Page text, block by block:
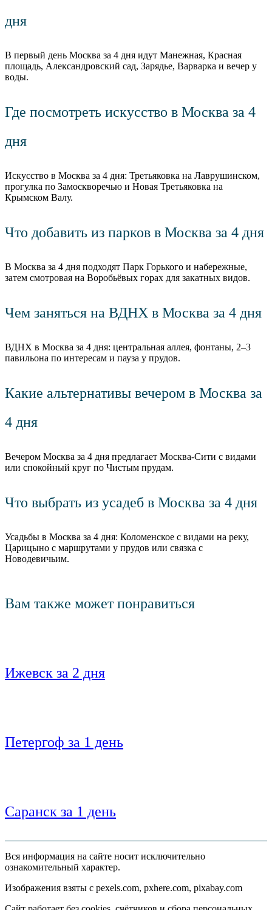
дня
В первый день Москва за 4 дня идут Манежная, Красная
площадь, Александровский сад, Зарядье, Варварка и вечер у
воды.
Где посмотреть искусство в Москва за 4
дня
Искусство в Москва за 4 дня: Третьяковка на Лаврушинском,
прогулка по Замоскворечью и Новая Третьяковка на
Крымском Валу.
Что добавить из парков в Москва за 4 дня
В Москва за 4 дня подходят Парк Горького и набережные,
затем смотровая на Воробьёвых горах для закатных видов.
Чем заняться на ВДНХ в Москва за 4 дня
ВДНХ в Москва за 4 дня: центральная аллея, фонтаны, 2–3
павильона по интересам и пауза у прудов.
Какие альтернативы вечером в Москва за
4 дня
Вечером Москва за 4 дня предлагает Москва-Сити с видами
или спокойный круг по Чистым прудам.
Что выбрать из усадеб в Москва за 4 дня
Усадьбы в Москва за 4 дня: Коломенское с видами на реку,
Царицыно с маршрутами у прудов или связка с
Новодевичьим.
Вам также может понравиться
Ижевск за 2 дня
Петергоф за 1 день
Саранск за 1 день
Вся информация на сайте носит исключительно
ознакомительный характер.
Изображения взяты с pexels.com, pxhere.com, pixabay.com